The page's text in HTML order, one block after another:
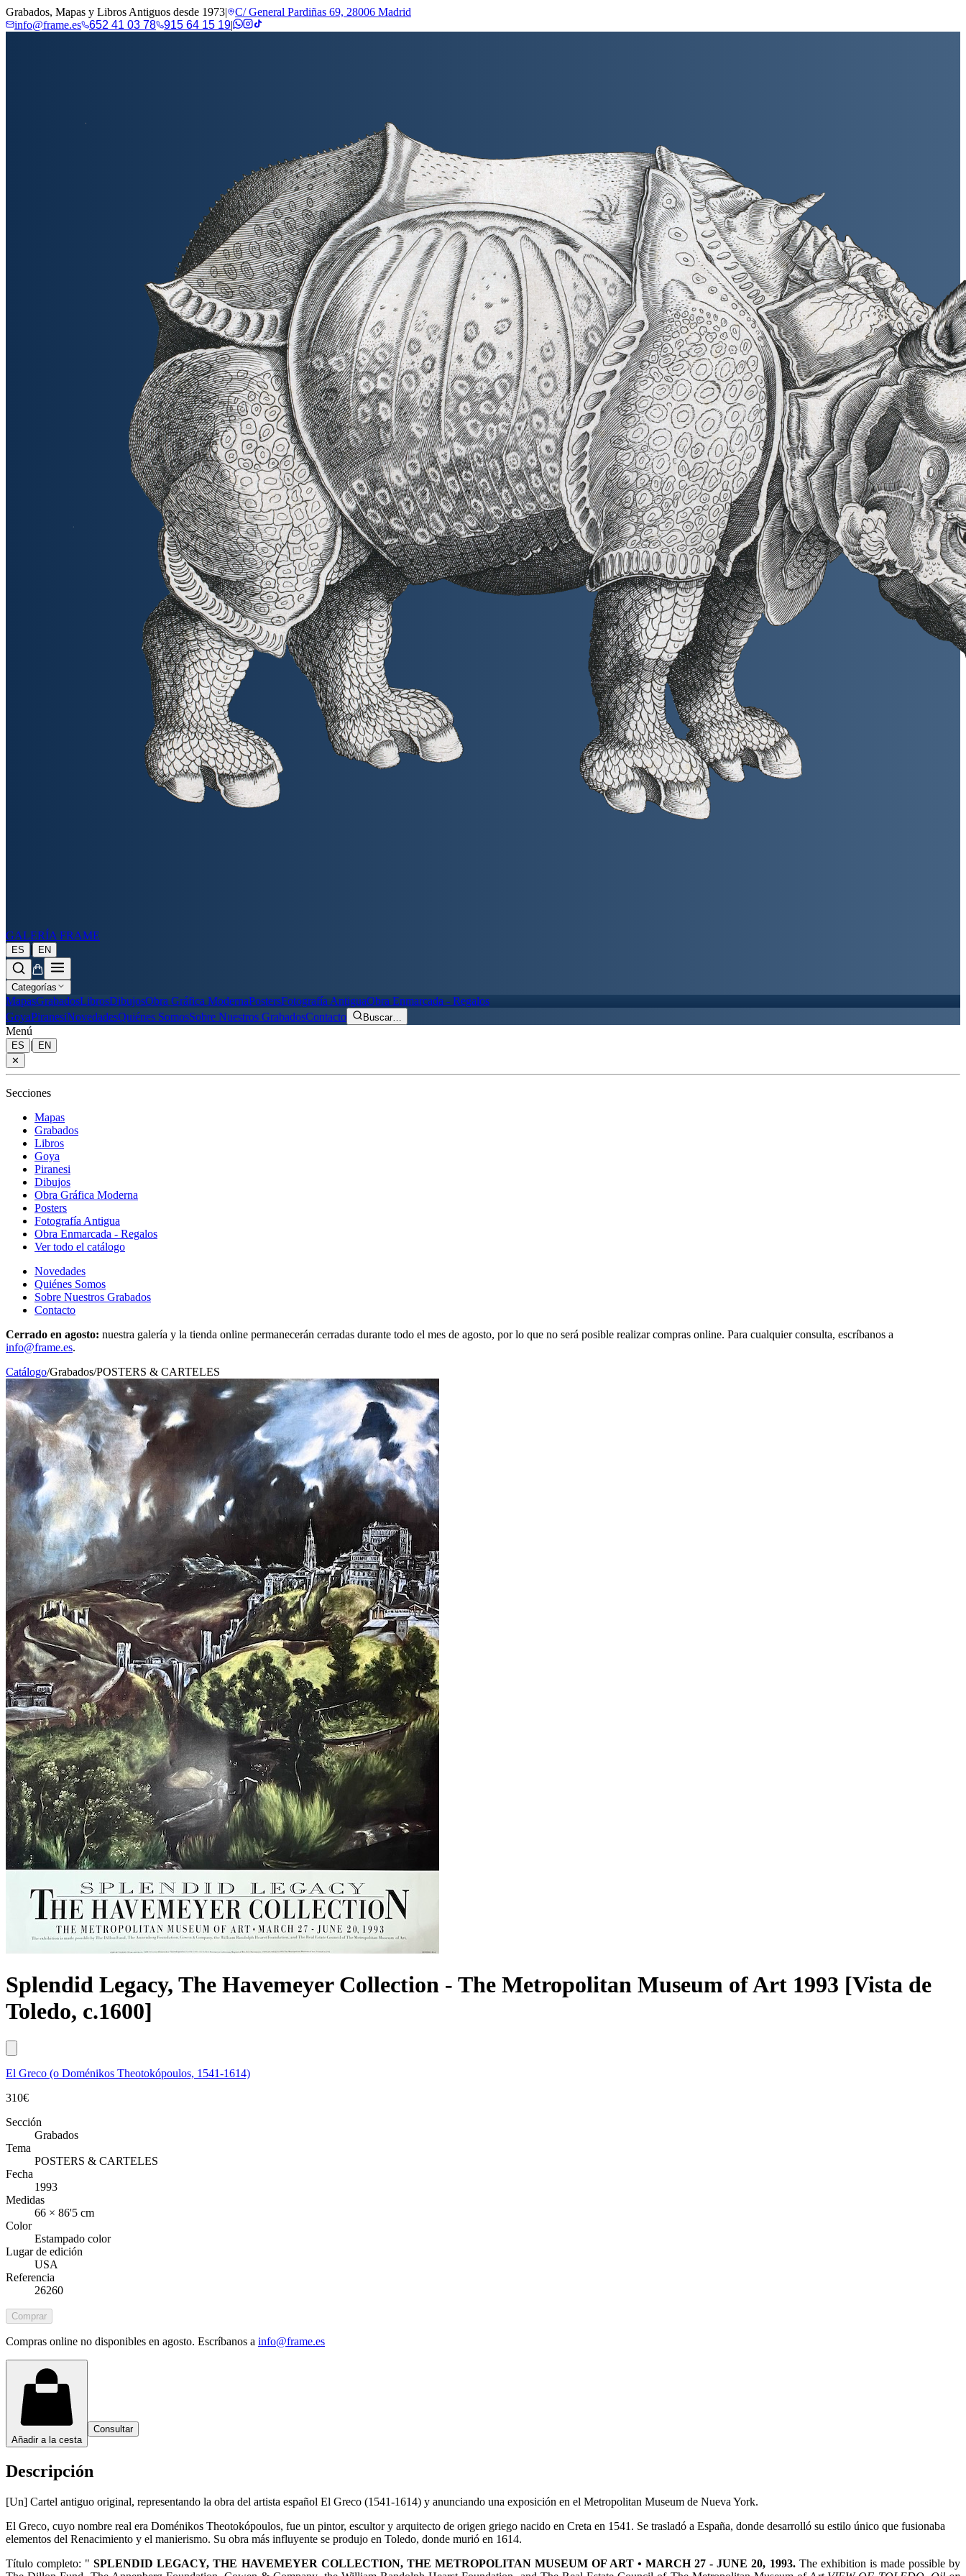
Grabados, Mapas y Libros Antiguos desde 1973|
C/ General Pardiñas 69, 28006 Madrid
info@frame.es
652 41 03 78 915 64 15 19|
GALERÍA FRAME
ES | EN
Categorías
MapasGrabadosLibrosDibujosObra Gráfica ModernaPostersFotografía AntiguaObra Enmarcada - Regalos
GoyaPiranesiNovedadesQuiénes SomosSobre Nuestros GrabadosContacto Buscar…
Menú
ES |
EN
✕
Secciones
Mapas
Grabados
Libros
Goya
Piranesi
Dibujos
Obra Gráfica Moderna
Posters
Fotografía Antigua
Obra Enmarcada - Regalos
Ver todo el catálogo
Novedades
Quiénes Somos
Sobre Nuestros Grabados
Contacto
Cerrado en agosto: nuestra galería y la tienda online permanecerán cerradas durante todo el mes de agosto, por lo que no será posible realizar compras online. Para cualquier consulta, escríbanos a
info@frame.es.
Catálogo/Grabados/POSTERS & CARTELES
Splendid Legacy, The Havemeyer Collection - The Metropolitan Museum of Art 1993 [Vista de
Toledo, c.1600]
El Greco (o Doménikos Theotokópoulos, 1541-1614)
310€
Sección
Grabados
Tema
POSTERS & CARTELES
Fecha
1993
Medidas
66 × 86'5 cm
Color
Estampado color
Lugar de edición
USA
Referencia
26260
Comprar
Compras online no disponibles en agosto. Escríbanos a info@frame.es
Añadir a la cesta
Consultar
Descripción
[Un] Cartel antiguo original, representando la obra del artista español El Greco (1541-1614) y anunciando una exposición en el Metropolitan Museum de Nueva York.
El Greco, cuyo nombre real era Doménikos Theotokópoulos, fue un pintor, escultor y arquitecto de origen griego nacido en Creta en 1541. Se trasladó a España, donde desarrolló su estilo único que fusionaba
elementos del Renacimiento y el manierismo. Su obra más influyente se produjo en Toledo, donde murió en 1614.
Título completo: "SPLENDID LEGACY,THE HAVEMEYER COLLECTION, THE METROPOLITAN MUSEUM OF ART • MARCH 27 - JUNE 20, 1993. The exhibition is made possible by